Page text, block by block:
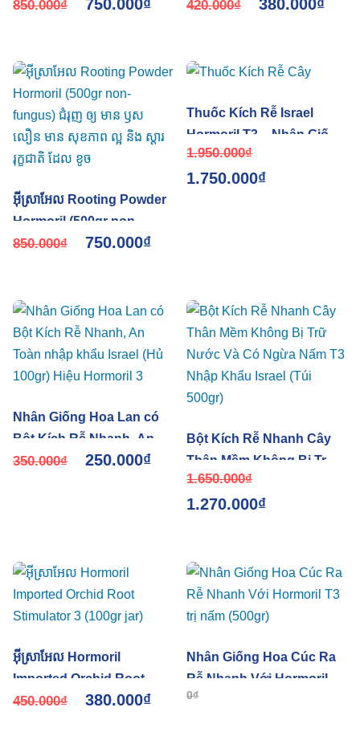
của Israel (Túi 500gr loại
850.000₫ 750.000₫
T3 Israel (Lọ 100g) có trị
420.000₫ 380.000₫
អ៊ីស្រាអែល Rooting Powder
Hormoril (500gr non-
fungus) ជំរុញ ឲ្យ មាន ឫស
850.000₫ 750.000₫
Thuốc Kích Rễ Israel
Hormoril T3 – Nhân Giống
Hoa Cúc Ra Rễ Nhanh
1.950.000₫
1.750.000₫
Nhân Giống Hoa Lan có
Bột Kích Rễ Nhanh, An
Toàn nhập khẩu Israel (Hủ
350.000₫ 250.000₫
Bột Kích Rễ Nhanh Cây
Thân Mềm Không Bị Trữ
Nước Và Có Ngừa Nấm
T3 Nhập Khẩu Israel (Túi
1.650.000₫
1.270.000₫
អ៊ីស្រាអែល Hormoril
Imported Orchid Root
Stimulator 3 (100gr jar)
450.000₫ 380.000₫
Nhân Giống Hoa Cúc Ra
Rễ Nhanh Với Hormoril T3
trị nấm (500gr)
0₫